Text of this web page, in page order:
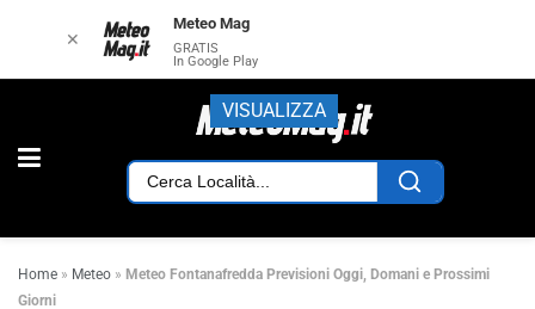
Home » Meteo » Meteo Fontanafredda Previsioni Oggi, Domani e Prossimi
Giorni
✕
Meteo Mag
GRATIS
In Google Play
VISUALIZZA